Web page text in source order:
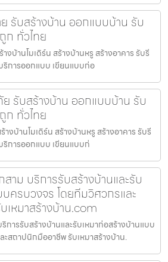
รับสร้างบ้าน ออกแบบบ้าน รับ
ก ทั่วไทย
งบ้านโมเดิร์น สร้างบ้านหรู สร้างอาคาร รับรี
ริการออกแบบ เขียนแบบก่อ
ย รับสร้างบ้าน ออกแบบบ้าน รับ
ก ทั่วไทย
งบ้านโมเดิร์น สร้างบ้านหรู สร้างอาคาร รับรี
ริการออกแบบ เขียนแบบก่
าม บริการรับสร้างบ้านและรับ
ครบวงจร โดยทีมวิศวกรและ
หมาสร้างบ้าน.com
ารรับสร้างบ้านและรับเหมาก่อสร้างบ้านแบบ
สถาปนิกมืออาชีพ รับเหมาสร้างบ้าน.